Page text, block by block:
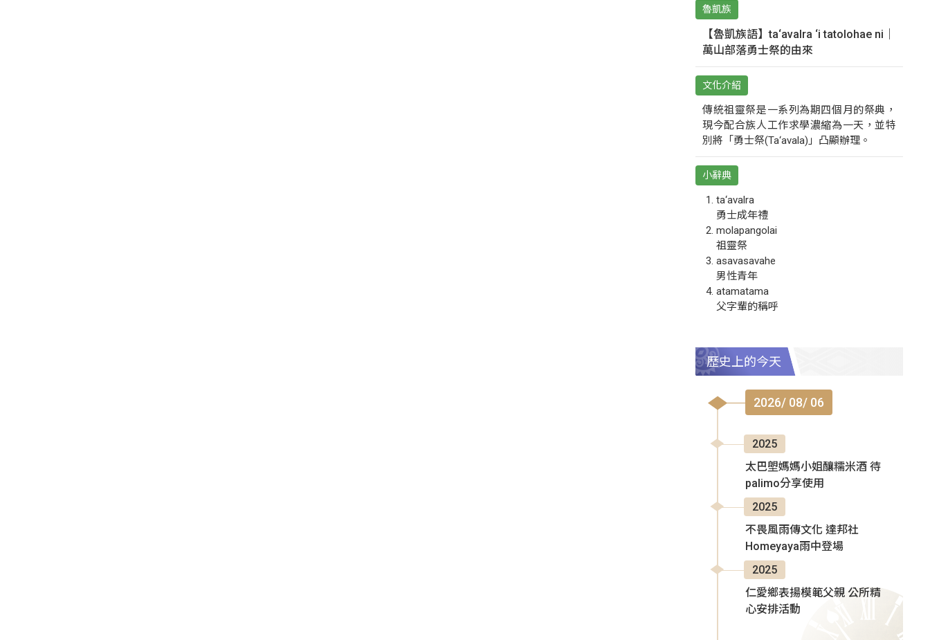
魯凱族
【魯凱族語】ta‘avalra ‘i tatolohae ni｜
萬山部落勇士祭的由來
文化介紹
傳統祖靈祭是一系列為期四個月的祭典，
現今配合族人工作求學濃縮為一天，並特
別將「勇士祭(Ta‘avala)」凸顯辦理。
小辭典
ta‘avalra
勇士成年禮
molapangolai
祖靈祭
asavasavahe
男性青年
atamatama
父字輩的稱呼
歷史上的今天
2026/ 08/ 06
2025
太巴塱媽媽小姐釀糯米酒 待
palimo分享使用
2025
不畏風雨傳文化 達邦社
Homeyaya雨中登場
2025
仁愛鄉表揚模範父親 公所精
心安排活動